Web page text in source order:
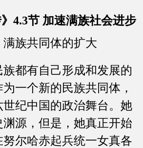
》4.3节 加速满族社会进步
同体的扩大
有自己形成和发展的
一个新的民族共同体，
纪中国的政治舞台。她
源，但是，她真正开始
尔哈赤起兵统一女真各